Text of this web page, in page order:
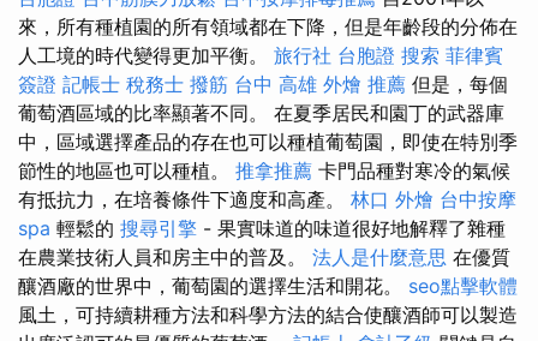
來，所有種植園的所有領域都在下降，但是年齡段的分佈在
人工境的時代變得更加平衡。 旅行社 台胞證 搜索 菲律賓
簽證 記帳士 稅務士 撥筋 台中 高雄 外燴 推薦 但是，每個
葡萄酒區域的比率顯著不同。 在夏季居民和園丁的武器庫
中，區域選擇產品的存在也可以種植葡萄園，即使在特別季
節性的地區也可以種植。 推拿推薦 卡門品種對寒冷的氣候
有抵抗力，在培養條件下適度和高產。 林口 外燴 台中按摩
spa 輕鬆的 搜尋引擎 - 果實味道的味道很好地解釋了雜種
在農業技術人員和房主中的普及。 法人是什麼意思 在優質
釀酒廠的世界中，葡萄園的選擇生活和開花。 seo點擊軟體
風土，可持續耕種方法和科學方法的結合使釀酒師可以製造